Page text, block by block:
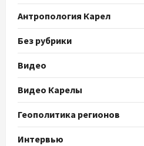
Антропология Карел
Без рубрики
Видео
Видео Карелы
Геополитика регионов
Интервью